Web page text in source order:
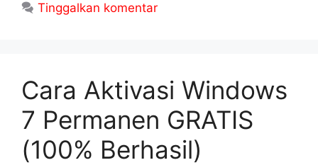
Tinggalkan komentar
Cara Aktivasi Windows
7 Permanen GRATIS
(100% Berhasil)